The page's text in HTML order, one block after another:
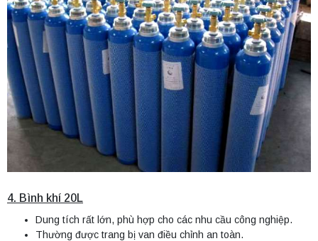
4. Bình khí 20L
Dung tích rất lớn, phù hợp cho các nhu cầu công nghiệp.
Thường được trang bị van điều chỉnh an toàn.